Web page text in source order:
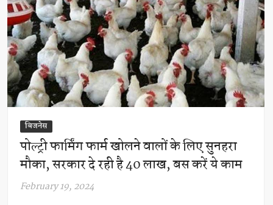
बिजनेस
पोल्ट्री फार्मिंग फार्म खोलने वालों के लिए सुनहरा
मौका, सरकार दे रही है 40 लाख, बस करें ये काम
February 19, 2024